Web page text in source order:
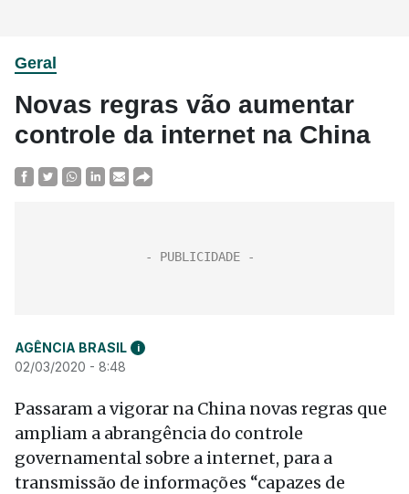
Geral
Novas regras vão aumentar
controle da internet na China
AGÊNCIA BRASIL i
02/03/2020 - 8:48
Passaram a vigorar na China novas regras que
ampliam a abrangência do controle
governamental sobre a internet, para a
transmissão de informações “capazes de